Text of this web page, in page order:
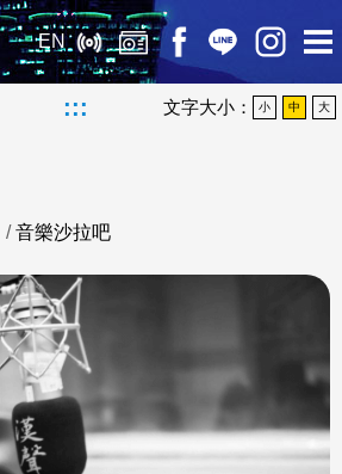
EN
::: 文字大小： 小 中 大
/音樂沙拉吧